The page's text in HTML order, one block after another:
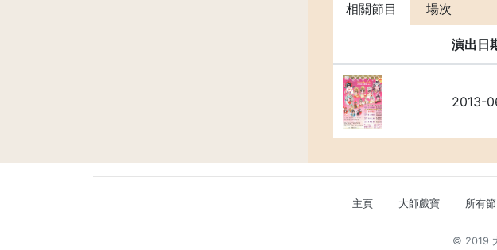
相關節目 場次
演出日
2013-
主頁 大師戲寶 所有節
© 2019